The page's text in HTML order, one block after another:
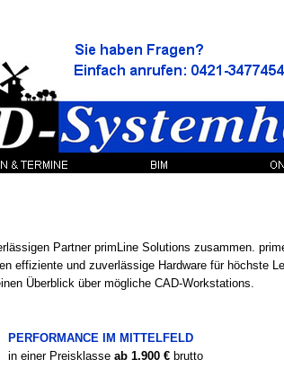
Partner primLine Solutions zusammen.
effiziente und zuverlässige Hardware für höchste
Überblick über mögliche CAD-Workstations.
PERFORMANCE IM MITTELFELD
in einer Preisklasse ab 1.900 € brutto